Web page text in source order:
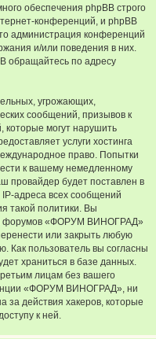
обеспечения phpBB строго
конференций, и phpBB
администрация конференций
и/или поведения в них.
обращайтесь по адресу
угрожающих,
сообщений, призывов к
которые могут нарушить
услуги хостинга
право. Попытки
к вашему немедленному
провайдер будет поставлен в
адреса всех сообщений
такой политики. Вы
форумов «ФОРУМ ВИНОГРАД»
или закрыть любую
Как пользователь вы согласны
храниться в базе данных.
лицам без вашего
«ФОРУМ ВИНОГРАД», ни
за действия хакеров, которые
к ней.